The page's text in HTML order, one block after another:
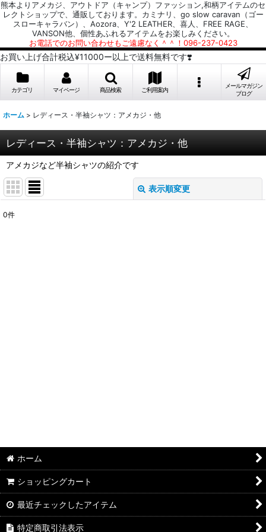
熊本よりアメカジ、アウトドア（キャンプ）ファッション,和柄アイテムのセ
レクトショップで、通販しております。カミナリ、go slow caravan（ゴー
スローキャラバン）、Aozora、Y'2 LEATHER、喜人、FREE RAGE、
VANSON他、個性あふれるアイテムをお楽しみください。
お電話でのお問い合わせもご遠慮なく＾＾！096-237-0423
お買い上げ合計税込¥11000ー以上で送料無料です❣️
カテゴリ マイページ 商品検索 ご利用案内
メールマガジン
ブログ
ホーム > レディース・半袖シャツ：アメカジ・他
レディース・半袖シャツ：アメカジ・他
アメカジなど半袖シャツの紹介です
表示順変更
0件
ホーム
ショッピングカート
最近チェックしたアイテム
特定商取引法表示